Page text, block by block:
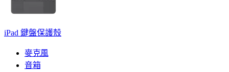
iPad 鍵盤保護殼
麥克風
音箱